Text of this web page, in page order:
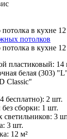
в кухне
в кухне
пластиковый: 14
белая (303)
Classic"
бесплатно): 2 шт.
сборки: 1 шт.
3
3 шт.
12 м²